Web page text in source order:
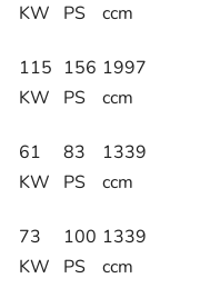
KW
PS
ccm
115
KW
156
PS
1997
ccm
61
KW
83
PS
1339
ccm
73
KW
100
PS
1339
ccm